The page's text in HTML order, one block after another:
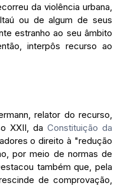
da violência urbana,
ou de algum de seus
estranho ao seu âmbito
interpôs recurso ao
relator do recurso,
XXII, da Constituição da
o direito à "redução
por meio de normas de
também que, pela
de comprovação,